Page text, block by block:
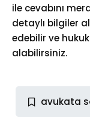
ile cevabını
detaylı bilgiler
edebilir ve
alabilirsiniz.
avukata